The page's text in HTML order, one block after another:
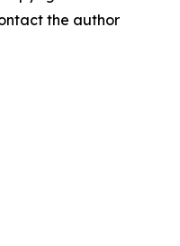
the author